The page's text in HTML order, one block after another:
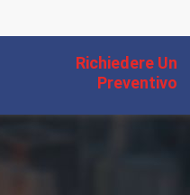
Richiedere Un
Preventivo